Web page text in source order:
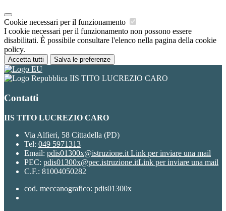
Cookie necessari per il funzionamento
I cookie necessari per il funzionamento non possono essere
disabilitati. È possibile consultare l'elenco nella pagina della cookie
policy.
Accetta tutti Salva le preferenze
IIS TITO LUCREZIO CARO
Contatti
IIS TITO LUCREZIO CARO
Via Alfieri, 58 Cittadella (PD)
Tel: 049 5971313
Email: pdis01300x@istruzione.it Link per inviare una mail
PEC: pdis01300x@pec.istruzione.itLink per inviare una mail
C.F.: 81004050282
cod. meccanografico: pdis01300x